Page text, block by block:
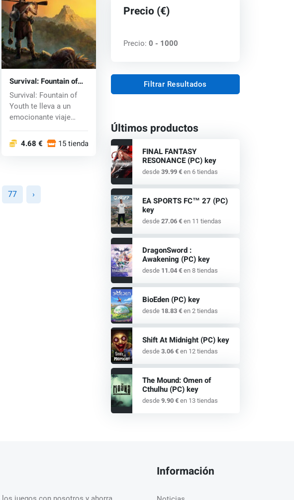
Survival: Fountain of
Youth (PC) key
Survival: Fountain of
Youth te lleva a un
emocionante viaje
4.68 € 15 tiendas
77 ›
Precio (€)
Precio:0 - 1000
Filtrar Resultados
Últimos productos
FINAL FANTASY
RESONANCE (PC) key
desde 39.99 €en 6 tiendas
EA SPORTS FC™ 27 (PC)
key
desde 27.06 €en 11 tiendas
DragonSword :
Awakening (PC) key
desde 11.04 €en 8 tiendas
BioEden (PC) key
desde 18.83 €en 2 tiendas
Shift At Midnight (PC) key
desde 3.06 €en 12 tiendas
The Mound: Omen of
Cthulhu (PC) key
desde 9.90 €en 13 tiendas
Información